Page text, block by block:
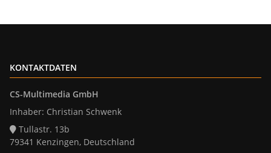
KONTAKTDATEN
CS-Multimedia GmbH
Inhaber: Christian Schwenk
Tullastr. 13b
79341 Kenzingen, Deutschland